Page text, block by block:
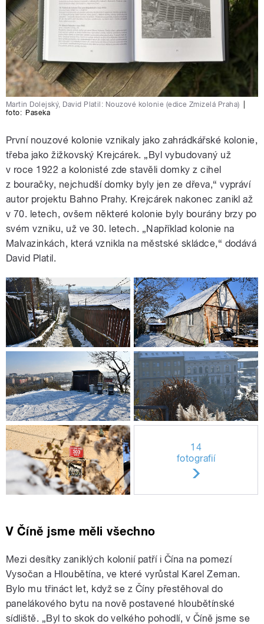
Martin Dolejský, David Platil: Nouzové kolonie (edice Zmizelá Praha)
foto: Paseka
První nouzové kolonie vznikaly jako zahrádkářské kolonie,
třeba jako žižkovský Krejcárek. „Byl vybudovaný už
v roce 1922 a kolonisté zde stavěli domky z cihel
z bouračky, nejchudší domky byly jen ze dřeva,“ vypráví
autor projektu Bahno Prahy. Krejcárek nakonec zanikl až
v 70. letech, ovšem některé kolonie byly bourány brzy po
svém vzniku, už ve 30. letech. „Například kolonie na
Malvazinkách, která vznikla na městské skládce,“ dodává
David Platil.
14
fotografií
V Číně jsme měli všechno
Mezi desítky zaniklých kolonií patří i Čína na pomezí
Vysočan a Hloubětína, ve které vyrůstal Karel Zeman.
Bylo mu třináct let, když se z Číny přestěhoval do
panelákového bytu na nově postavené hloubětínské
sídliště. „Byl to skok do velkého pohodlí, v Číně jsme se